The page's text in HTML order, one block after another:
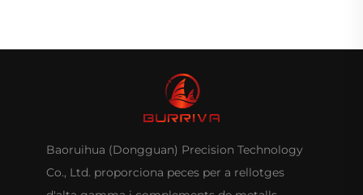
Baoruihua (Dongguan) Precision Technology
Co., Ltd. proporciona peces per a rellotges